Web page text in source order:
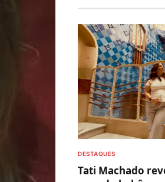
DESTAQUES
Tati Machado